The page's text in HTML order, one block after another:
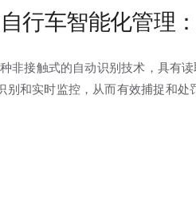
行车智能化管理
非接触式的自动识别技术，具有
别和实时监控，从而有效捕捉和处